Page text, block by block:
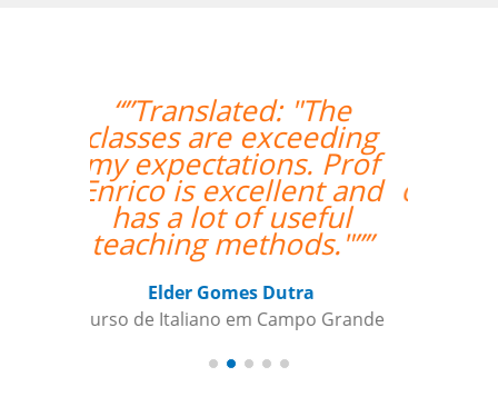
“”Estou amando
minhas aulas de
italiano, muito
organizado o trabalho
de vcs””
Beatris Castro
Curso de Italiano em Santos